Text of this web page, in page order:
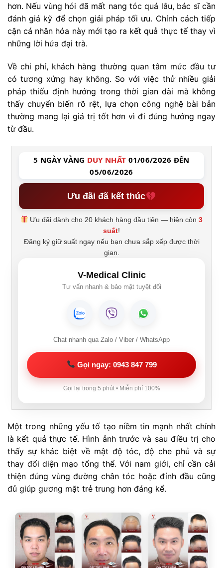
hơn. Nếu vùng hói đã mất nang tóc quá lâu, bác sĩ cần
đánh giá kỹ để chọn giải pháp tối ưu. Chính cách tiếp
cận cá nhân hóa này mới tạo ra kết quả thực tế thay vì
những lời hứa đại trà.
Về chi phí, khách hàng thường quan tâm mức đầu tư
có tương xứng hay không. So với việc thử nhiều giải
pháp thiếu định hướng trong thời gian dài mà không
thấy chuyển biến rõ rệt, lựa chọn công nghệ bài bản
thường mang lại giá trị tốt hơn vì đi đúng hướng ngay
từ đầu.
5 NGÀY VÀNG DUY NHẤT 01/06/2026 ĐẾN
05/06/2026
Ưu đãi đã kết thúc
Ưu đãi dành cho 20 khách hàng đầu tiên — hiện còn3
suất!
Đăng ký giữ suất ngay nếu bạn chưa sắp xếp được thời
gian.
V-Medical Clinic
Tư vấn nhanh & bảo mật tuyệt đối
Chat nhanh qua Zalo / Viber / WhatsApp
Gọi ngay: 0943 847 799
Gọi lại trong 5 phút • Miễn phí 100%
Một trong những yếu tố tạo niềm tin mạnh nhất chính
là kết quả thực tế. Hình ảnh trước và sau điều trị cho
thấy sự khác biệt về mật độ tóc, độ che phủ và sự
thay đổi diện mạo tổng thể. Với nam giới, chỉ cần cải
thiện đúng vùng đường chân tóc hoặc đỉnh đầu cũng
đủ giúp gương mặt trẻ trung hơn đáng kể.